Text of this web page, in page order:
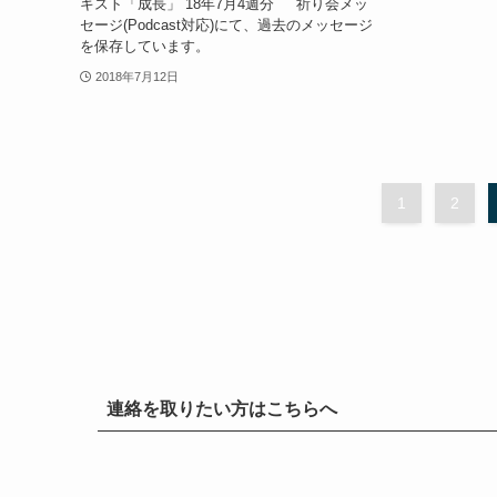
キスト「成長」 18年7月4週分 祈り会メッ
セージ(Podcast対応)にて、過去のメッセージ
を保存しています。
2018年7月12日
1 2
連絡を取りたい方はこちらへ